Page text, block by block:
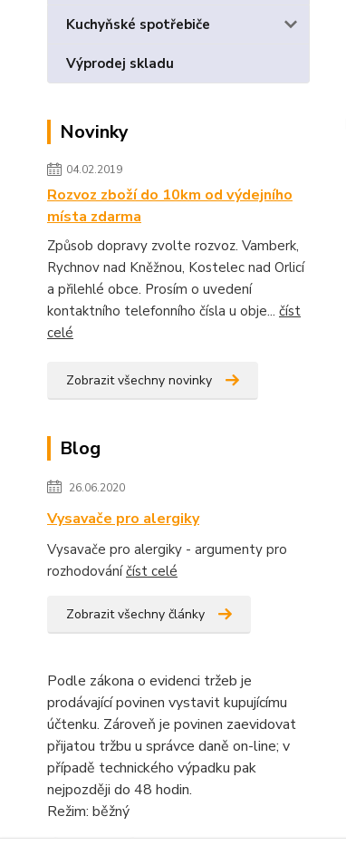
Kuchyňské spotřebiče
Výprodej skladu
Novinky
04.02.2019
Rozvoz zboží do 10km od výdejního
místa zdarma
Způsob dopravy zvolte rozvoz. Vamberk,
Rychnov nad Kněžnou, Kostelec nad Orlicí
a přilehlé obce. Prosím o uvedení
kontaktního telefonního čísla u obje... číst
celé
Zobrazit všechny novinky
Blog
26.06.2020
Vysavače pro alergiky
Vysavače pro alergiky - argumenty pro
rozhodováníčíst celé
Zobrazit všechny články
Podle zákona o evidenci tržeb je
prodávající povinen vystavit kupujícímu
účtenku. Zároveň je povinen zaevidovat
přijatou tržbu u správce daně on-line; v
případě technického výpadku pak
nejpozději do 48 hodin.
Režim: běžný